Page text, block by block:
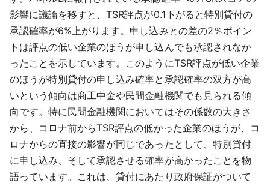
影響に議論を移すと、TSR評点が0.1下がると特別貸付の
承認確率が6%上がります。申し込みとの差の2％ポイン
トは評点の低い企業のほうが申し込んでも承認されなか
ったことを示しています。このようにTSR評点が低い企業
のほうが特別貸付の申し込み確率と承認確率の双方が高
いという傾向は商工中金や民間金融機関でも見られる傾
向です。特に民間金融機関においてはその係数の大きさ
から、コロナ前からTSR評点の低かった企業のほうが、コ
ロナからの直接の影響が同じであったとして、特別貸付
に申し込み、そして承認させる確率が高かったことを物
語っています。これは、貸付にあたり政府保証がついて